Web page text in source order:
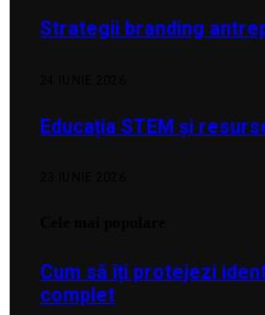
Strategii branding
Educația STEM și
Cum să îți protejezi
complet